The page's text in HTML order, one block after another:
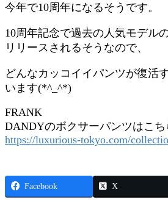
今年で10周年になるそうです。
10周年記念で過去の人気モデル
リリースされるそうなので、
どんなカッコイイパンツが復活
います(*^_^*)
FRANK
DANDYのボクサーパンツはこち
https://luxurious-tokyo.com/
Facebook X